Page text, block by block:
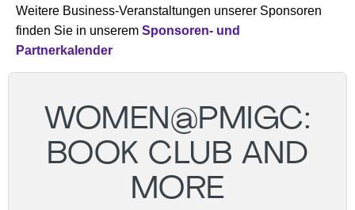
Weitere Business-Veranstaltungen unserer Sponsoren
finden Sie in unserem Sponsoren- und
Partnerkalender
WOMEN@PMIGC:
BOOK CLUB AND
MORE